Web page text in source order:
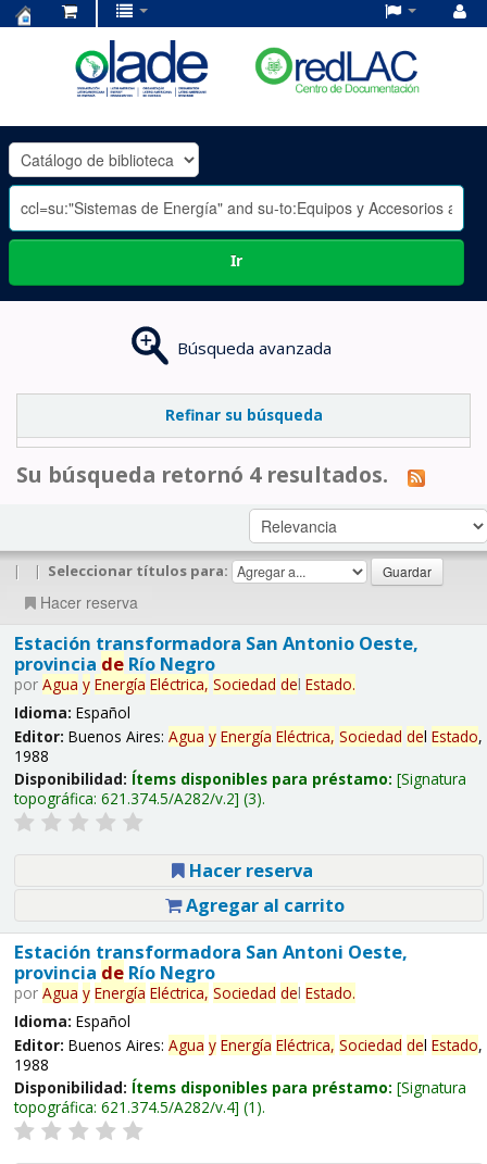
OLADE
-
Ir
Búsqueda avanzada
Refinar su búsqueda
Su búsqueda retornó 4 resultados.
| | Seleccionar títulos para:
Hacer reserva
Estación transformadora San Antonio Oeste,
provincia deRío Negro
por Agua y Energía Eléctrica, Sociedad del Estado.
Idioma: Español
Editor: Buenos Aires: Agua y Energía Eléctrica, Sociedad del Estado,
1988
Disponibilidad: Ítems disponibles para préstamo: Signatura
topográfica: 621.374.5/A282/v.2 (3).
Hacer reserva
Agregar al carrito
Estación transformadora San Antoni Oeste,
provincia deRío Negro
por Agua y Energía Eléctrica, Sociedad del Estado.
Idioma: Español
Editor: Buenos Aires: Agua y Energía Eléctrica, Sociedad del Estado,
1988
Disponibilidad: Ítems disponibles para préstamo: Signatura
topográfica: 621.374.5/A282/v.4 (1).